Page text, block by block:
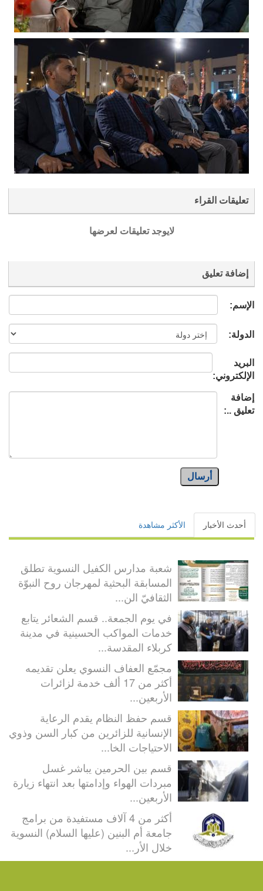
تعليقات القراء
لايوجد تعليقات لعرضها
إضافة تعليق
الإسم:
الدولة:
البريد
الإلكتروني:
إضافة
تعليق ..:
أرسال
أحدث الأخبار الأكثر مشاهدة
شعبة مدارس الكفيل النسوية تطلق
المسابقة البحثية لمهرجان روح النبوّة
الثقافيّ الن...
في يوم الجمعة.. قسم الشعائر يتابع
خدمات المواكب الحسينية في مدينة
كربلاء المقدسة...
مجمّع العفاف النسوي يعلن تقديمه
أكثر من 17 ألف خدمة لزائرات
الأربعين...
قسم حفظ النظام يقدم الرعاية
الإنسانية للزائرين من كبار السن وذوي
الاحتياجات الخا...
قسم بين الحرمين يباشر غسل
مبردات الهواء وإدامتها بعد انتهاء زيارة
الأربعين...
أكثر من 4 آلاف مستفيدة من برامج
جامعة أم البنين (عليها السلام) النسوية
خلال الأر...